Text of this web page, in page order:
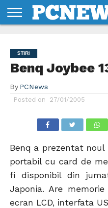
NOI
SI
CONDITII
STIRI
Benq Joybee
By PCNews
Posted on 27/01/2005
Benq a prezentat noul
portabil cu card de
fi disponibil din
Japonia. Are
ecran LCD, interfata